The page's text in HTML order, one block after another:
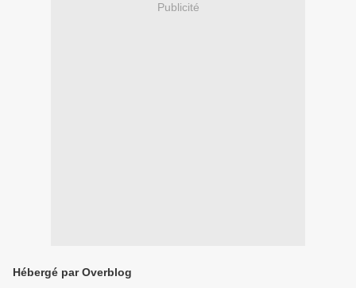
Publicité
Hébergé par Overblog